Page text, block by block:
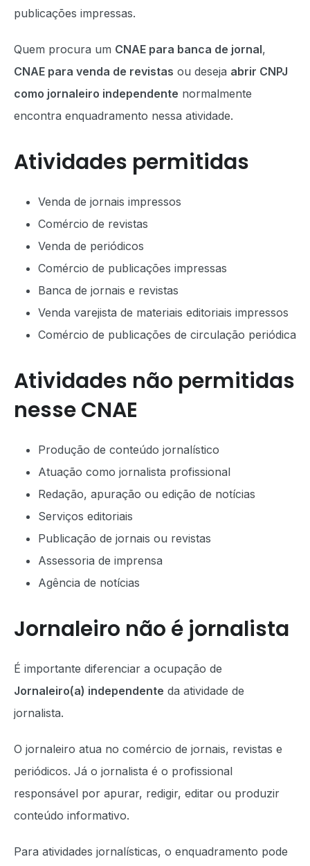
publicações impressas.
Quem procura um CNAE para banca de jornal,
CNAE para venda de revistas ou deseja abrir CNPJ
como jornaleiro independente normalmente
encontra enquadramento nessa atividade.
Atividades permitidas
Venda de jornais impressos
Comércio de revistas
Venda de periódicos
Comércio de publicações impressas
Banca de jornais e revistas
Venda varejista de materiais editoriais impressos
Comércio de publicações de circulação periódica
Atividades não permitidas
nesse CNAE
Produção de conteúdo jornalístico
Atuação como jornalista profissional
Redação, apuração ou edição de notícias
Serviços editoriais
Publicação de jornais ou revistas
Assessoria de imprensa
Agência de notícias
Jornaleiro não é jornalista
É importante diferenciar a ocupação de
Jornaleiro(a) independente da atividade de
jornalista.
O jornaleiro atua no comércio de jornais, revistas e
periódicos. Já o jornalista é o profissional
responsável por apurar, redigir, editar ou produzir
conteúdo informativo.
Para atividades jornalísticas, o enquadramento pode